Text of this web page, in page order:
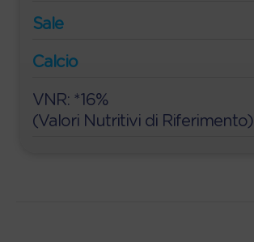
Sale
Calcio
VNR: *16%
(Valori Nutritivi di Riferimento)